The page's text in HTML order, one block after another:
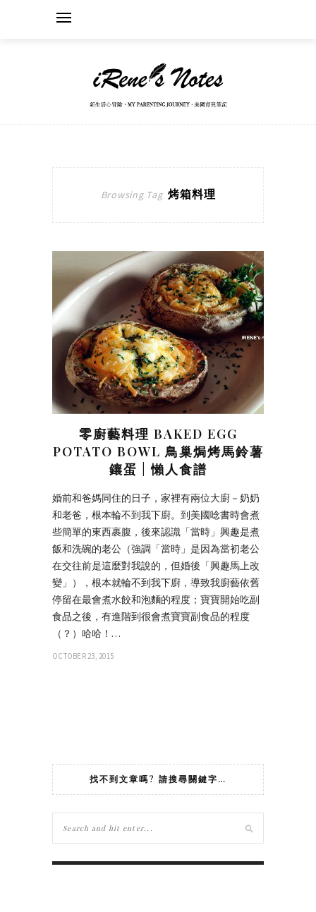
Browsing Tag 烤箱料理
零廚藝料理 BAKED EGG
POTATO BOWL 鳥巢焗烤馬鈴薯
鑲蛋 | 懶人食譜
婚前和爸媽同住的日子，家裡有兩位大廚－奶奶
和老爸，根本輪不到我下廚。到美國唸書時會煮
些簡單的東西裹腹，後來認識「當時」興趣是煮
飯和洗碗的老公（強調「當時」是因為當初老公
在交往前是這麼對我說的，但婚後「興趣馬上改
變」），根本就輪不到我下廚，導致我廚藝依舊
停留在最會煮水餃和泡麵的程度；寶寶開始吃副
食品之後，有進階到很會煮寶寶副食品的程度
（？）哈哈！…
OCTOBER 23, 2015
找不到文章嗎? 請搜尋關鍵字…